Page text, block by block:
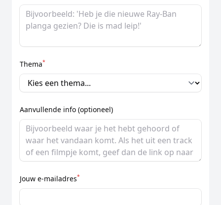
Thema*
Aanvullende info (optioneel)
Jouw e-mailadres*